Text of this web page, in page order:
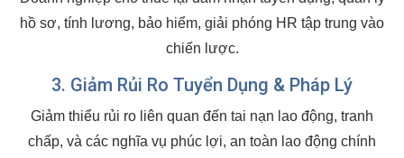
hồ sơ, tính lương, bảo hiểm, giải phóng HR tập trung vào
chiến lược.
3. Giảm Rủi Ro Tuyển Dụng & Pháp Lý
Giảm thiểu rủi ro liên quan đến tai nạn lao động, tranh
chấp, và các nghĩa vụ phúc lợi, an toàn lao động chính